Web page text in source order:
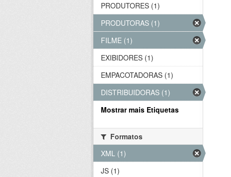
PRODUTORES (1)
PRODUTORAS (1)
FILME (1)
EXIBIDORES (1)
EMPACOTADORAS (1)
DISTRIBUIDORAS (1)
Mostrar mais Etiquetas
Formatos
XML (1)
JS (1)